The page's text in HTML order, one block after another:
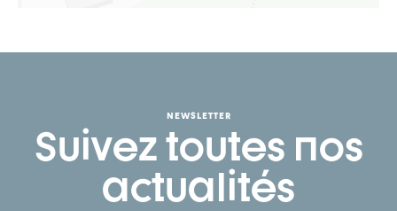
NEWSLETTER
Suivez toutes nos
actualités